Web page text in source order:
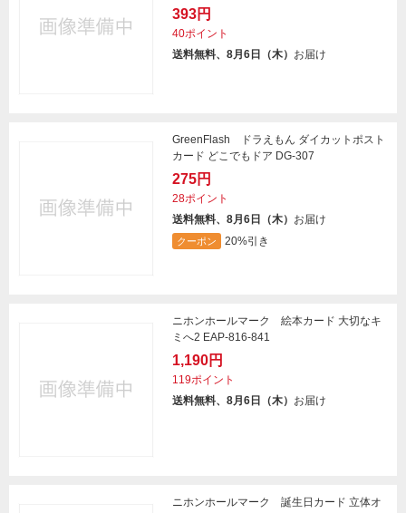
393円
40ポイント
送料無料、8月6日（木） お届け
GreenFlash ドラえもん ダイカットポスト
カード どこでもドア DG-307
275円
28ポイント
送料無料、8月6日（木） お届け
クーポン 20%引き
ニホンホールマーク 絵本カード 大切なキ
ミへ2 EAP-816-841
1,190円
119ポイント
送料無料、8月6日（木） お届け
ニホンホールマーク 誕生日カード 立体オ